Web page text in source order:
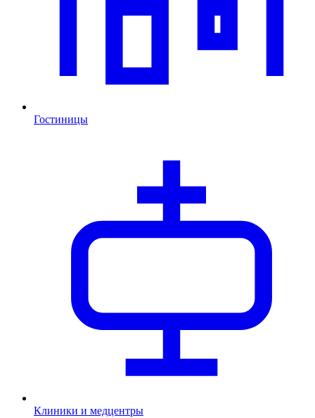
Гостиницы
Клиники и медцентры